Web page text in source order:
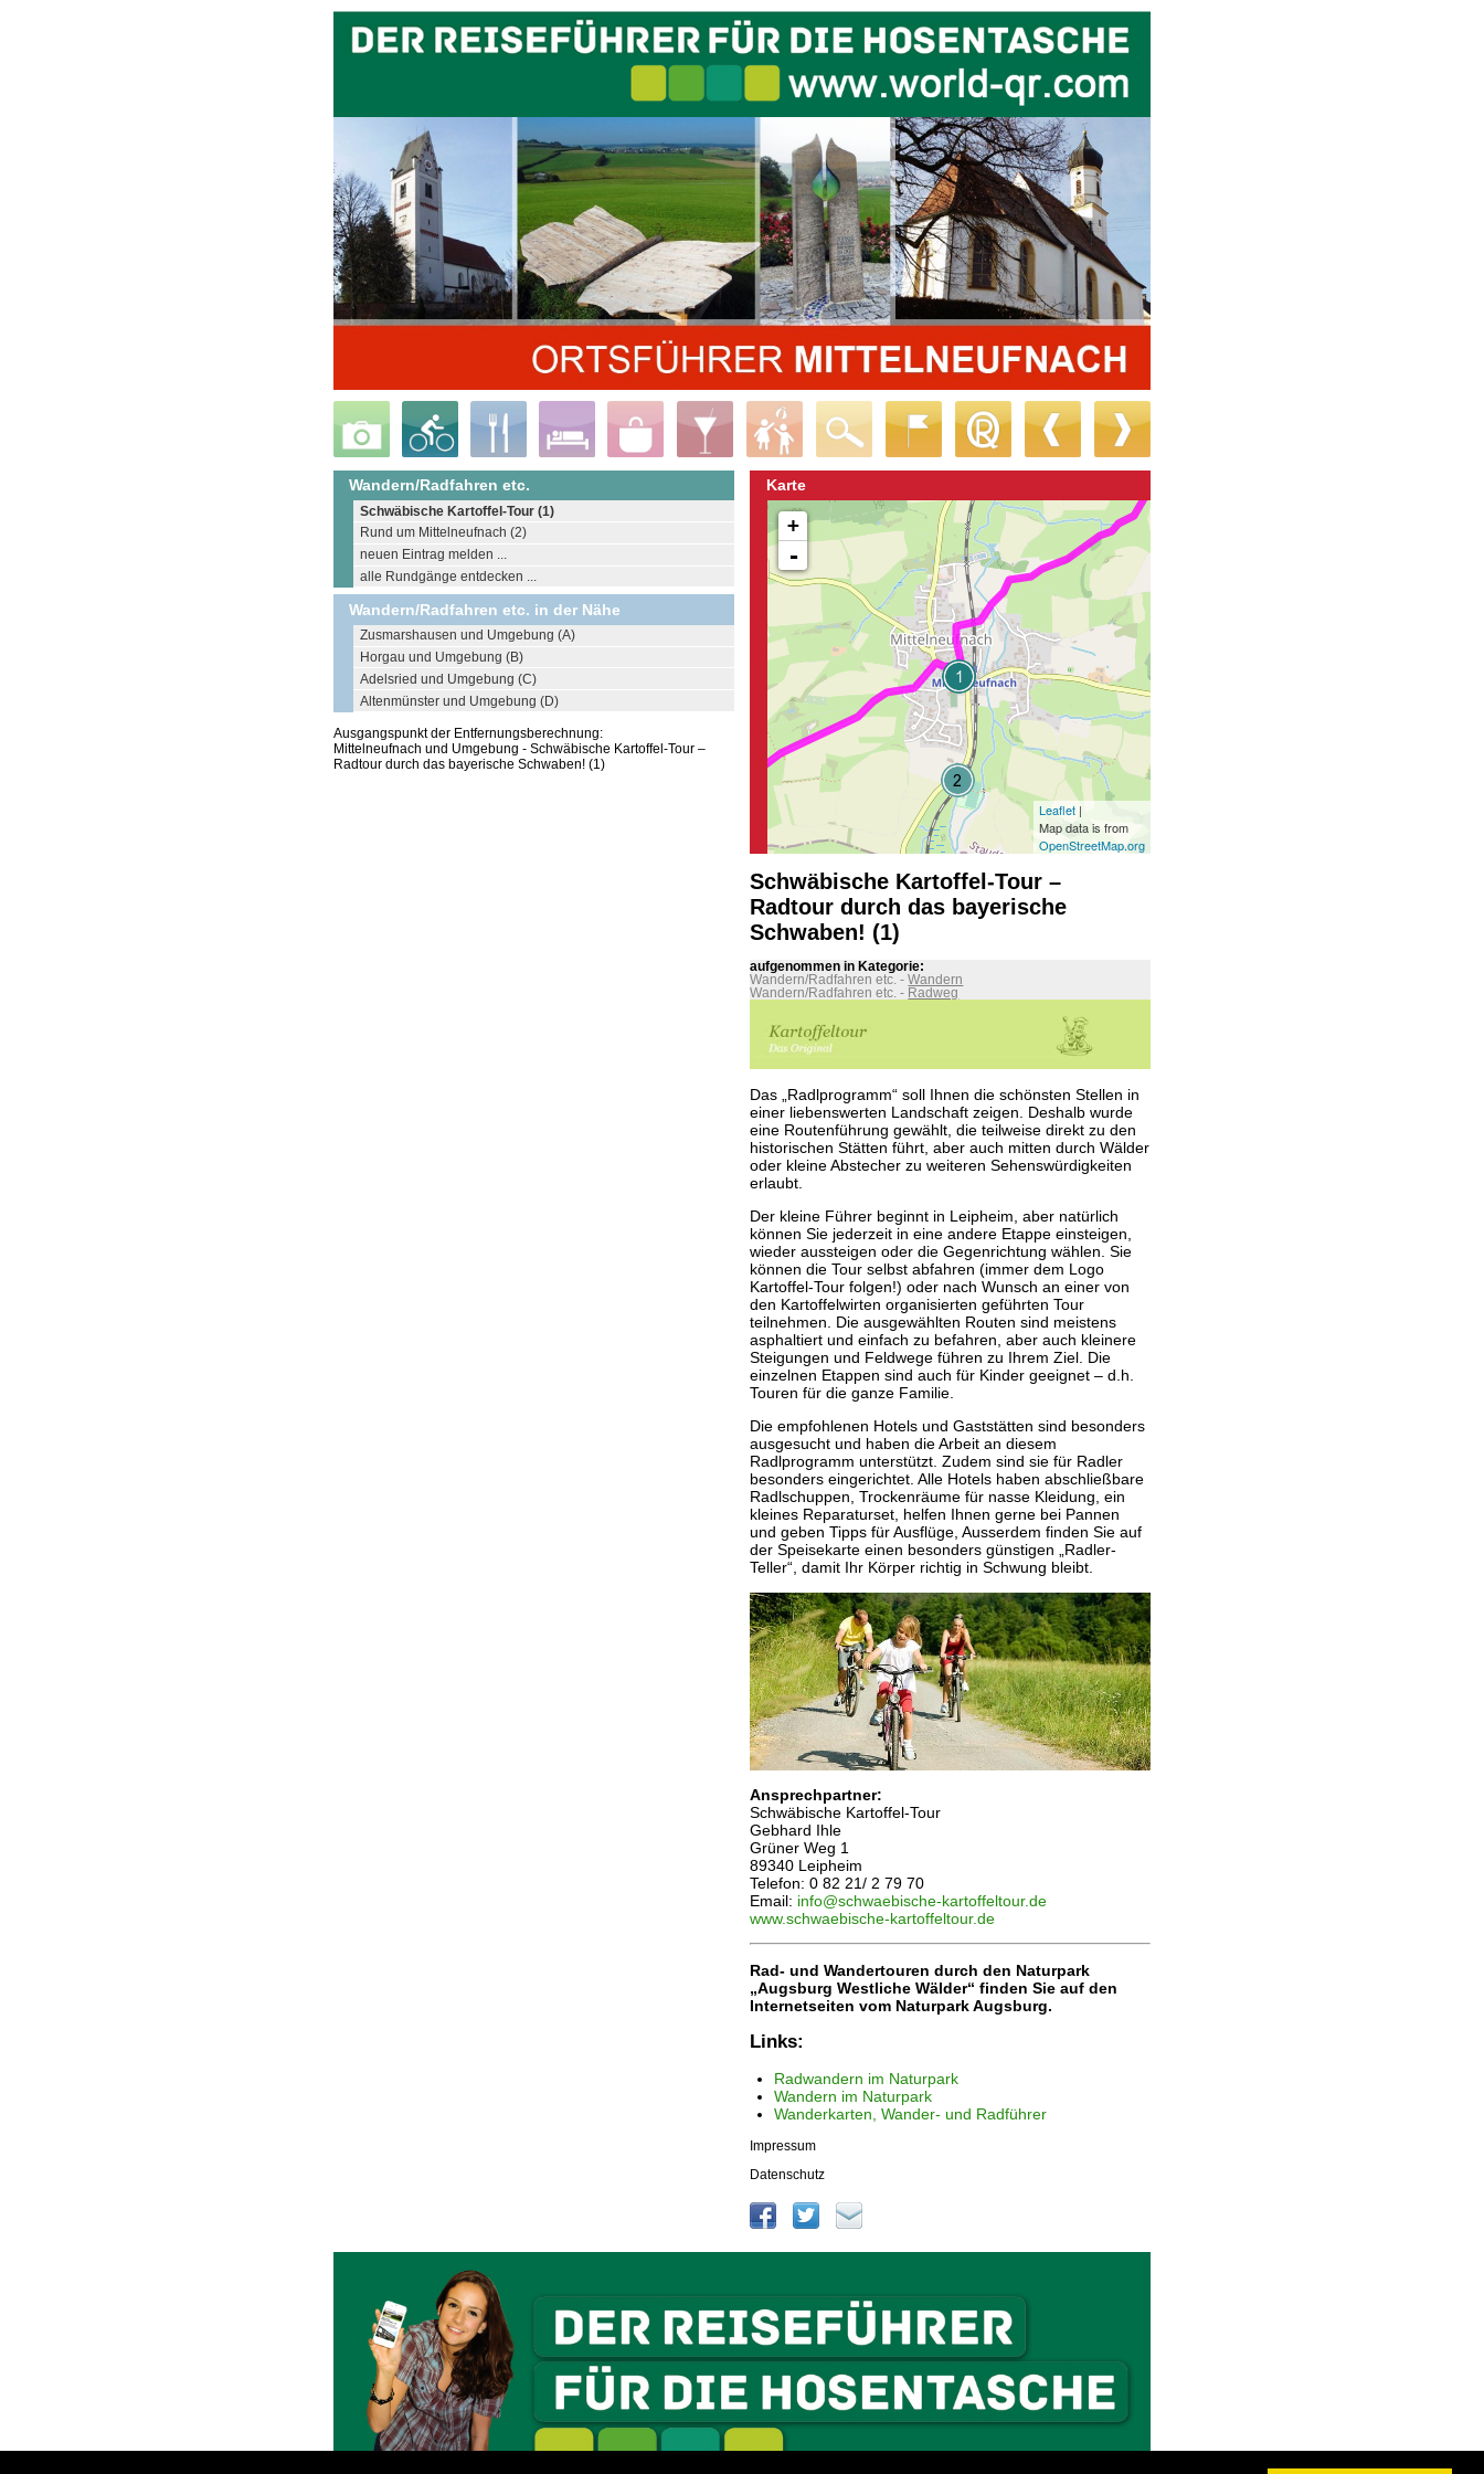
Wandern/Radfahren etc.
Schwäbische Kartoffel-Tour (1)
Rund um Mittelneufnach (2)
neuen Eintrag melden ...
alle Rundgänge entdecken ...
Wandern/Radfahren etc. in der Nähe
Zusmarshausen und Umgebung (A)
Horgau und Umgebung (B)
Adelsried und Umgebung (C)
Altenmünster und Umgebung (D)
Ausgangspunkt der Entfernungsberechnung:
Mittelneufnach und Umgebung - Schwäbische Kartoffel-Tour –
Radtour durch das bayerische Schwaben! (1)
Karte
+
-
Leaflet |
Map data is from
OpenStreetMap.org
Schwäbische Kartoffel-Tour –
Radtour durch das bayerische
Schwaben! (1)
aufgenommen in Kategorie:
Wandern/Radfahren etc. -Wandern
Wandern/Radfahren etc. - Radweg
Das „Radlprogramm“ soll Ihnen die schönsten Stellen in
einer liebenswerten Landschaft zeigen. Deshalb wurde
eine Routenführung gewählt, die teilweise direkt zu den
historischen Stätten führt, aber auch mitten durch Wälder
oder kleine Abstecher zu weiteren Sehenswürdigkeiten
erlaubt.
Der kleine Führer beginnt in Leipheim, aber natürlich
können Sie jederzeit in eine andere Etappe einsteigen,
wieder aussteigen oder die Gegenrichtung wählen. Sie
können die Tour selbst abfahren (immer dem Logo
Kartoffel-Tour folgen!) oder nach Wunsch an einer von
den Kartoffelwirten organisierten geführten Tour
teilnehmen. Die ausgewählten Routen sind meistens
asphaltiert und einfach zu befahren, aber auch kleinere
Steigungen und Feldwege führen zu Ihrem Ziel. Die
einzelnen Etappen sind auch für Kinder geeignet – d.h.
Touren für die ganze Familie.
Die empfohlenen Hotels und Gaststätten sind besonders
ausgesucht und haben die Arbeit an diesem
Radlprogramm unterstützt. Zudem sind sie für Radler
besonders eingerichtet. Alle Hotels haben abschließbare
Radlschuppen, Trockenräume für nasse Kleidung, ein
kleines Reparaturset, helfen Ihnen gerne bei Pannen
und geben Tipps für Ausflüge, Ausserdem finden Sie auf
der Speisekarte einen besonders günstigen „Radler-
Teller“, damit Ihr Körper richtig in Schwung bleibt.
Ansprechpartner:
Schwäbische Kartoffel-Tour
Gebhard Ihle
Grüner Weg 1
89340 Leipheim
Telefon: 0 82 21/ 2 79 70
Email: info@schwaebische-kartoffeltour.de
www.schwaebische-kartoffeltour.de
Rad- und Wandertouren durch den Naturpark
„Augsburg Westliche Wälder“ finden Sie auf den
Internetseiten vom Naturpark Augsburg.
Links:
Radwandern im Naturpark
Wandern im Naturpark
Wanderkarten, Wander- und Radführer
Impressum
Datenschutz